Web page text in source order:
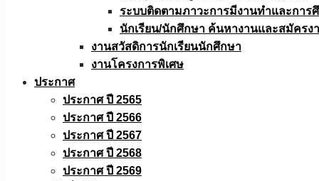
ระบบติดตามภาวะการมีงานทำและการ
นักเรียน/นักศึกษา ค้นหางานและสมัครง
งานสวัสดิการนักเรียนนักศึกษา
งานโครงการพิเศษ
ประกาศ
ประกาศ ปี 2565
ประกาศ ปี 2566
ประกาศ ปี 2567
ประกาศ ปี 2568
ประกาศ ปี 2569